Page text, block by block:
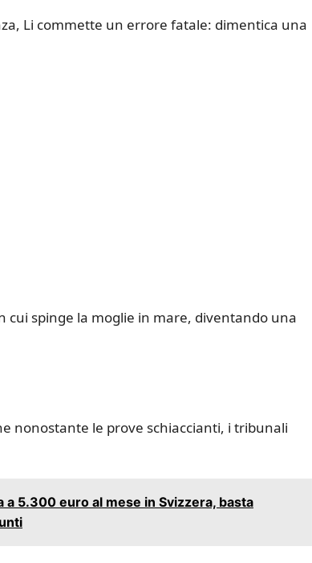
Li commette un errore fatale: dimentica una
spinge la moglie in mare, diventando una
nonostante le prove schiaccianti, i tribunali
5.300 euro al mese in Svizzera, basta